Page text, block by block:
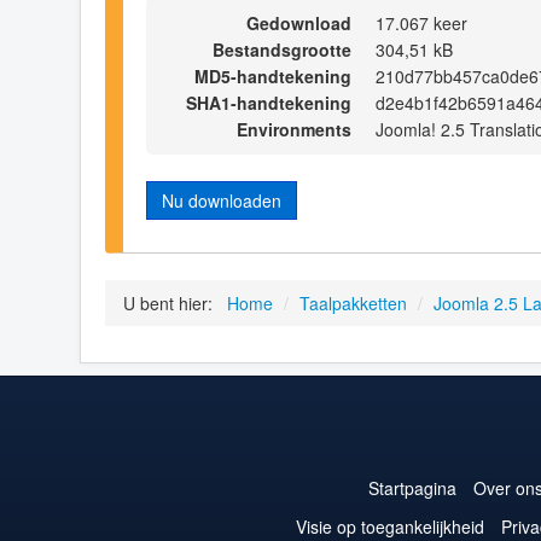
Gedownload
17.067 keer
Bestandsgrootte
304,51 kB
MD5-handtekening
SHA1-handtekening
Environments
Joomla! 2.5
Nu downloaden
U bent hier: Home / Taalpakketten / Joomla 2.5
Startpagina Over
Visie op toegankelijkheid